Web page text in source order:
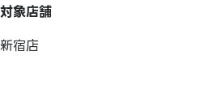
対象店舗
新宿店